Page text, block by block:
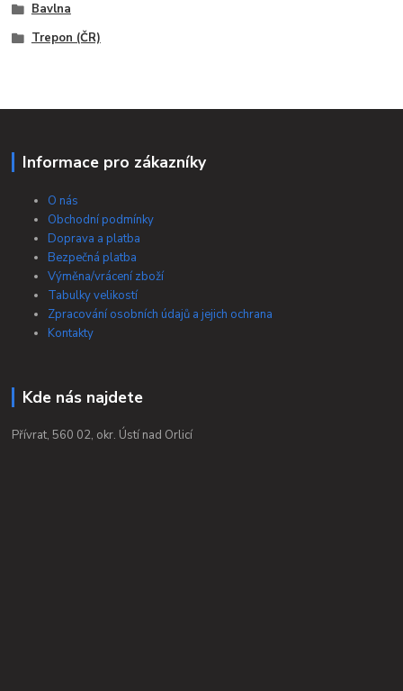
Bavlna
Trepon (ČR)
Informace pro zákazníky
O nás
Obchodní podmínky
Doprava a platba
Bezpečná platba
Výměna/vrácení zboží
Tabulky velikostí
Zpracování osobních údajů a jejich ochrana
Kontakty
Kde nás najdete
Přívrat, 560 02, okr. Ústí nad Orlicí